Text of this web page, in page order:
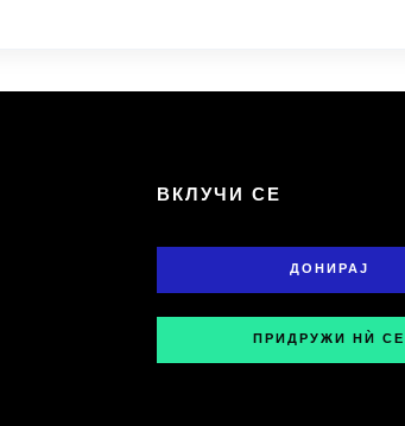
ВКЛУЧИ СЕ
ДОНИРАЈ
ПРИДРУЖИ НЍ СЕ